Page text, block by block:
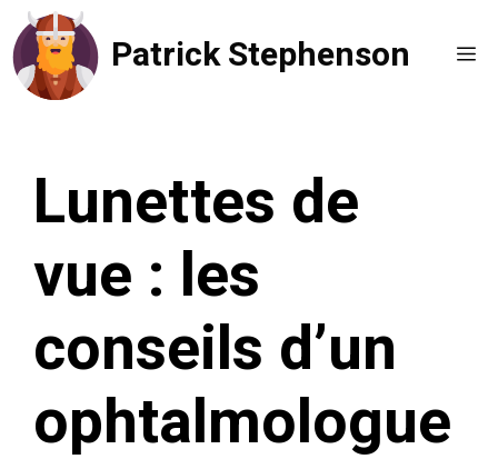
Aller
au
contenu
Patrick Stephenson
Lunettes de
vue : les
conseils d’un
ophtalmologue